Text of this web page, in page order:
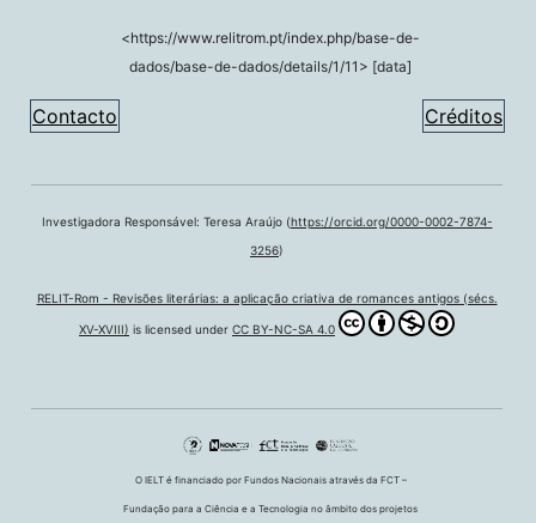
<https://www.relitrom.pt/index.php/base-de-
dados/base-de-dados/details/1/11> [data]
Contacto Créditos
Investigadora Responsável: Teresa Araújo (https://orcid.org/0000-0002-7874-
3256)
RELIT-Rom - Revisões literárias: a aplicação criativa de romances antigos (sécs.
XV-XVIII) is licensed under CC BY-NC-SA 4.0
O IELT é financiado por Fundos Nacionais através da FCT –
Fundação para a Ciência e a Tecnologia no âmbito dos projetos